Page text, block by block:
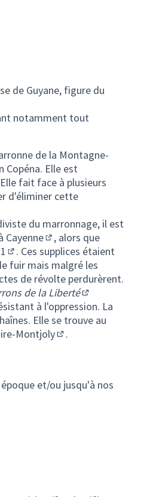
de Guyane, figure du
notamment tout
de la Montagne-
Copéna. Elle est
fait face à plusieurs
d'éliminer cette
du marronnage, il est
Cayenne
(Lien externe)
, alors que
1
(Lien externe)
. Ces supplices étaient
fuir mais malgré les
de révolte perdurèrent.
de la Liberté
(Lien externe)
à l'oppression. La
Elle se trouve au
Montjoly
.
et/ou jusqu'à nos